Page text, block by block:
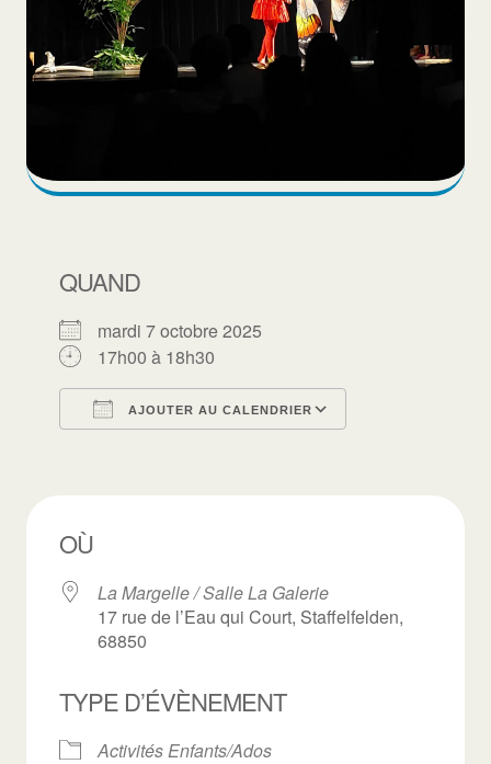
QUAND
mardi 7 octobre 2025
17h00 à 18h30
AJOUTER AU CALENDRIER
OÙ
La Margelle / Salle La Galerie
17 rue de l’Eau qui Court, Staffelfelden,
68850
TYPE D’ÉVÈNEMENT
Activités Enfants/Ados